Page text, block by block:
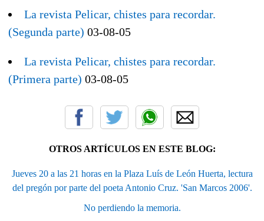
La revista Pelicar, chistes para recordar.
(Segunda parte) 03-08-05
La revista Pelicar, chistes para recordar.
(Primera parte) 03-08-05
OTROS ARTÍCULOS EN ESTE BLOG:
Jueves 20 a las 21 horas en la Plaza Luís de León Huerta, lectura
del pregón por parte del poeta Antonio Cruz. 'San Marcos 2006'.
No perdiendo la memoria.